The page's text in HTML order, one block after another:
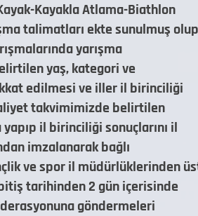
Kayakla Atlama-Biathlon
talimatları ekte sunulmuş olup
yarışma
yaş, kategori ve
edilmesi ve iller il birinciliği
takvimimizde belirtilen
il birinciliği sonuçlarını il
imzalanarak bağlı
ve spor il müdürlüklerinden
tarihinden 2 gün içerisinde
göndermeleri